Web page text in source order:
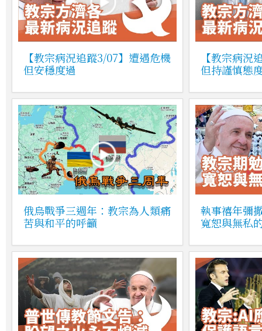
【教宗病況追蹤3/07】遭遇危機
但安穩度過
【教宗病況
但持謹慎態
俄烏戰爭三週年：教宗為人類痛
苦與和平的呼籲
執事禧年彌
寬恕與無私